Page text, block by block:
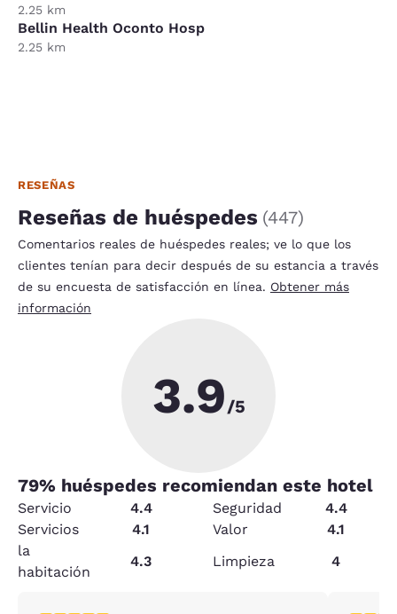
2.25 km
Bellin Health Oconto Hosp
2.25 km
RESEÑAS
Reseñas de huéspedes (447)
Comentarios reales de huéspedes reales; ve lo que los
clientes tenían para decir después de su estancia a través
de su encuesta de satisfacción en línea. Obtener más
información
3.9/5
79% huéspedes recomiendan este hotel
Servicio 4.4 Seguridad
4.4
Servicios
4.1 Valor
4.1
la
habitación
4.3 Limpieza 4